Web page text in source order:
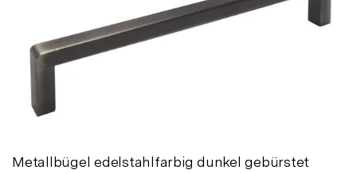
Metallbügel edelstahlfarbig dunkel gebürstet